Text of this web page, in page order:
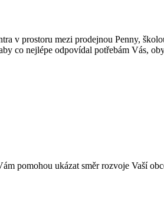
v prostoru mezi prodejnou Penny,
co nejlépe odpovídal potřebám Vás,
pomohou ukázat směr rozvoje Vaší